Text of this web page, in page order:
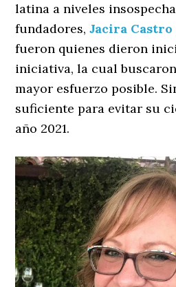
latina a niveles
fundadores, Jacira Castro
fueron quienes dieron
iniciativa, la cual
mayor esfuerzo posible.
suficiente para evitar su
año 2021.